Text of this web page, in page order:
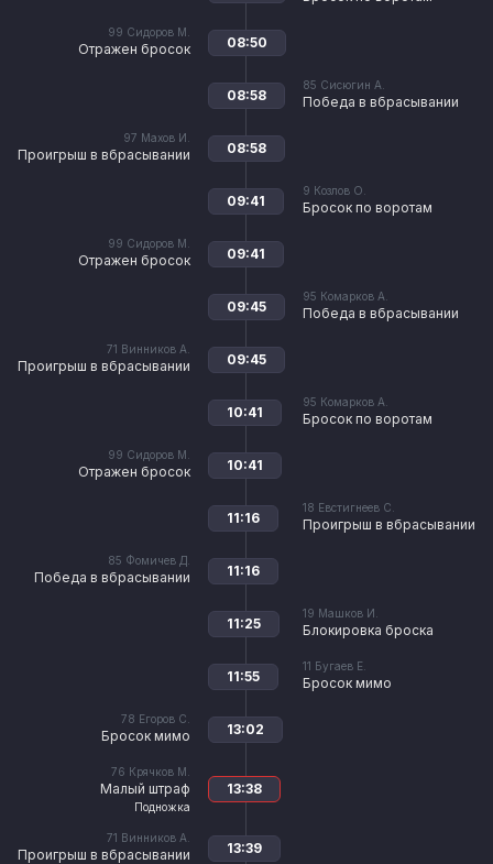
99 Сидоров М.
Отражен бросок 08:50
85 Сисюгин А.
Победа в вбрасывании
08:58
97 Махов И.
Проигрыш в вбрасывании 08:58
9 Козлов О.
Бросок по воротам
09:41
99 Сидоров М.
Отражен бросок 09:41
95 Комарков А.
Победа в вбрасывании
09:45
71 Винников А.
Проигрыш в вбрасывании 09:45
95 Комарков А.
Бросок по воротам
10:41
99 Сидоров М.
Отражен бросок 10:41
18 Евстигнеев С.
Проигрыш в вбрасывании
11:16
85 Фомичев Д.
Победа в вбрасывании 11:16
19 Машков И.
Блокировка броска
11:25
11 Бугаев Е.
Бросок мимо
11:55
78 Егоров С.
Бросок мимо 13:02
76 Крячков М.
Малый штраф
Подножка
13:38
71 Винников А.
Проигрыш в вбрасывании 13:39